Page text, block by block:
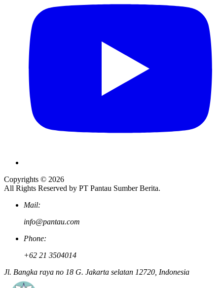
Copyrights © 2026
All Rights Reserved by PT Pantau Sumber Berita.
Mail:
info@pantau.com
Phone:
+62 21 3504014
Jl. Bangka raya no 18 G. Jakarta selatan 12720, Indonesia